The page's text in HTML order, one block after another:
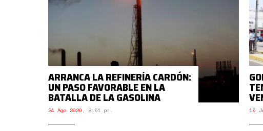
ARRANCA LA REFINERÍA CARDÓN:
UN PASO FAVORABLE EN LA
BATALLA DE LA GASOLINA
24 Ago 2020 , 8:51 pm. 15